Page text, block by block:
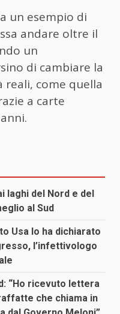
un esempio di
andare oltre il
un
di cambiare la
come quella
a carte
laghi del Nord e del
al Sud
Usa lo ha dichiarato
l’infettivologo
“Ho ricevuto lettera
che chiama in